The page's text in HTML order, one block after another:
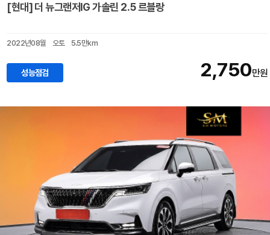
[현대] 더 뉴그랜저IG 가솔린 2.5 르블랑
2022년08월 오토 5.5만km
성능점검 2,750만원